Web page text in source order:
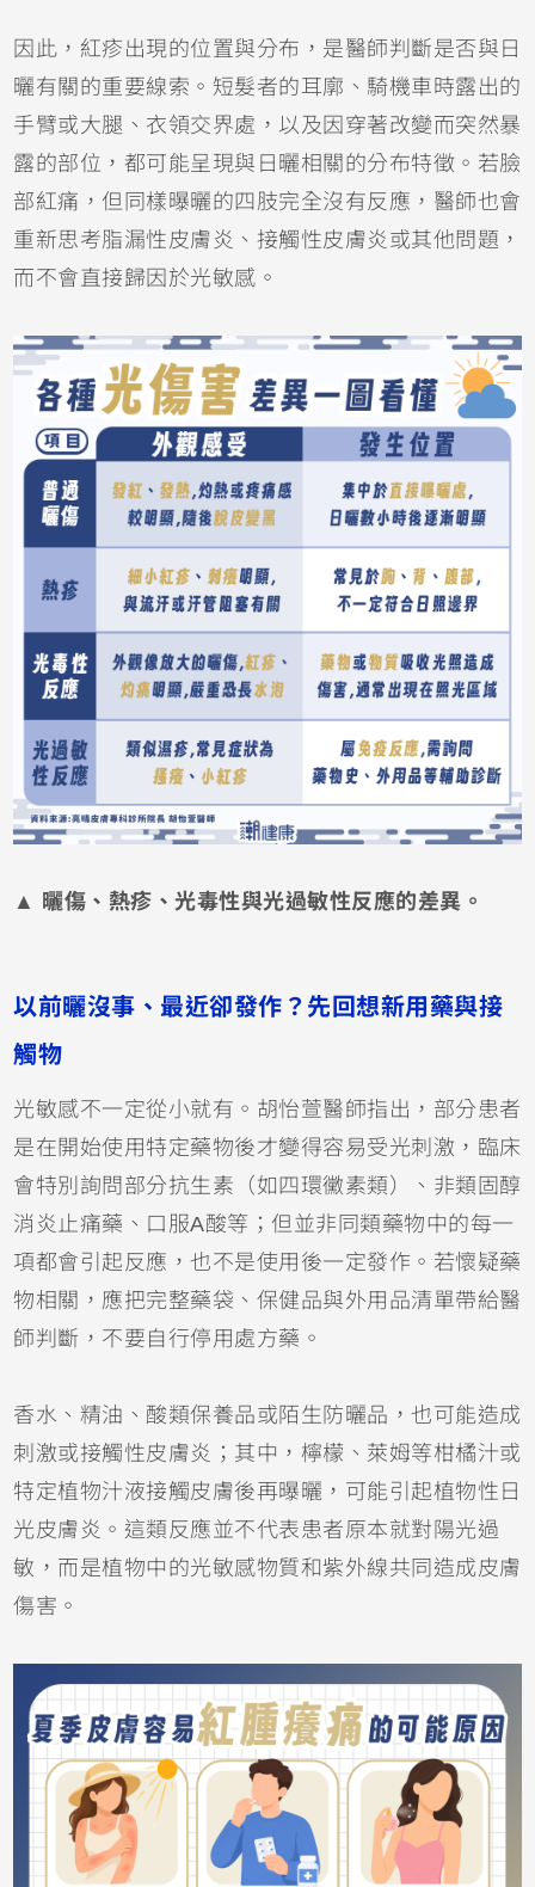
因此，紅疹出現的位置與分布，是醫師判斷是否與日
曬有關的重要線索。短髮者的耳廓、騎機車時露出的
手臂或大腿、衣領交界處，以及因穿著改變而突然暴
露的部位，都可能呈現與日曬相關的分布特徵。若臉
部紅痛，但同樣曝曬的四肢完全沒有反應，醫師也會
重新思考脂漏性皮膚炎、 接觸性皮膚炎 或其他問題，
而不會直接歸因於光敏感。
▲ 曬傷、熱疹、光毒性與光過敏性反應的差異。
以前曬沒事、最近卻發作？先回想新用藥與接
觸物
光敏感不一定從小就有。胡怡萱醫師指出，部分患者
是在開始使用特定藥物後才變得容易受光刺激，臨床
會特別詢問部分抗生素（如四環黴素類）、非類固醇
消炎止痛藥、口服A酸等；但並非同類藥物中的每一
項都會引起反應，也不是使用後一定發作。若懷疑藥
物相關，應把完整藥袋、保健品與外用品清單帶給醫
師判斷，不要自行停用處方藥。
香水、精油、酸類保養品或陌生 防曬品，也可能造成
刺激或接觸性皮膚炎；其中，檸檬、萊姆等柑橘汁或
特定植物汁液接觸皮膚後再曝曬，可能引起植物性日
光皮膚炎。這類反應並不代表患者原本就對陽光過
敏，而是植物中的光敏感物質和紫外線共同造成皮膚
傷害。